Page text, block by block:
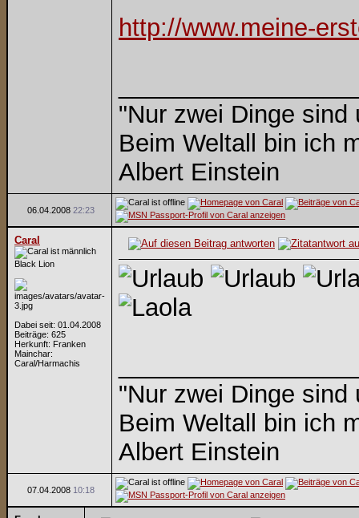
http://www.meine-
"Nur zwei Dinge
Beim Weltall bin ich
Albert Einstein
06.04.2008 22:23
Caral
Black Lion
Dabei seit: 01.04.2008
Beiträge: 625
Herkunft: Franken
Mainchar:
Caral/Harmachis
"Nur zwei Dinge
Beim Weltall bin ich
Albert Einstein
07.04.2008 10:18